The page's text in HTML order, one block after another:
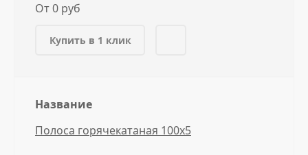
От 0 руб
Купить в 1 клик
Название
Полоса горячекатаная 100x5